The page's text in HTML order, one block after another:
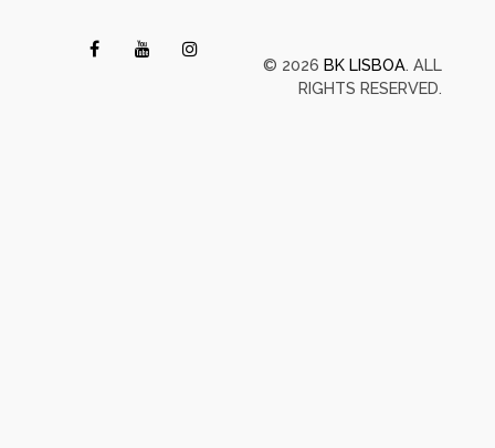
© 2026 BK LISBOA. ALL
RIGHTS RESERVED.